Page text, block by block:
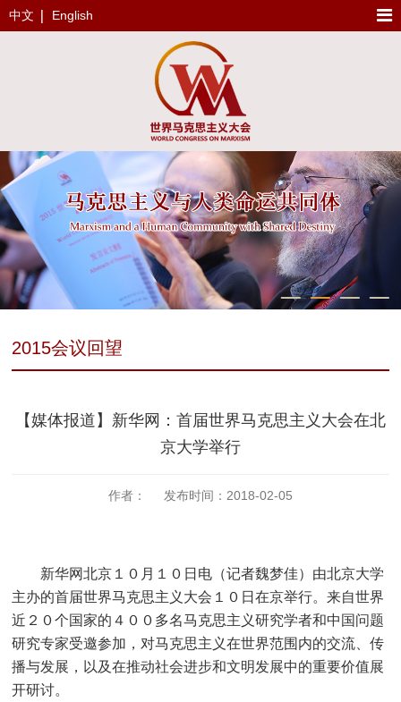
中文 English
2015会议回望
【媒体报道】新华网：首届世界马克思主义大会在北
京大学举行
作者： 发布时间：2018-02-05
新华网北京１０月１０日电（记者魏梦佳）由北京大学
主办的首届世界马克思主义大会１０日在京举行。来自世界
近２０个国家的４００多名马克思主义研究学者和中国问题
研究专家受邀参加，对马克思主义在世界范围内的交流、传
播与发展，以及在推动社会进步和文明发展中的重要价值展
开研讨。